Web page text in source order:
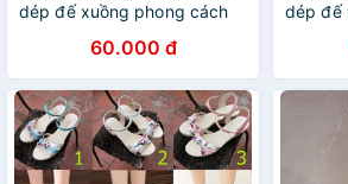
dép đế xuồng phong cách
60.000 đ
dép đế